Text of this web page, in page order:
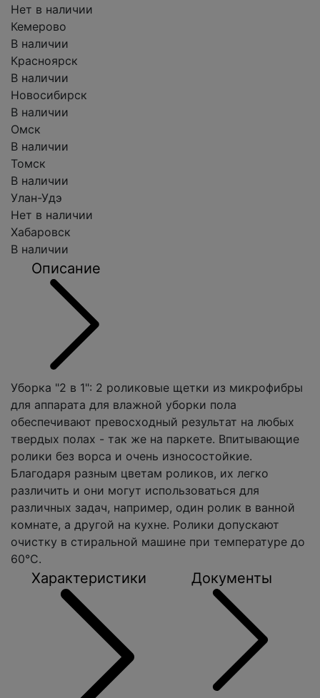
Нет в наличии
Кемерово
В наличии
Красноярск
В наличии
Новосибирск
В наличии
Омск
В наличии
Томск
В наличии
Улан-Удэ
Нет в наличии
Хабаровск
В наличии
Описание
Уборка "2 в 1": 2 роликовые щетки из микрофибры
для аппарата для влажной уборки пола
обеспечивают превосходный результат на любых
твердых полах - так же на паркете. Впитывающие
ролики без ворса и очень износостойкие.
Благодаря разным цветам роликов, их легко
различить и они могут использоваться для
различных задач, например, один ролик в ванной
комнате, а другой на кухне. Ролики допускают
очистку в стиральной машине при температуре до
60°С.
Характеристики Документы